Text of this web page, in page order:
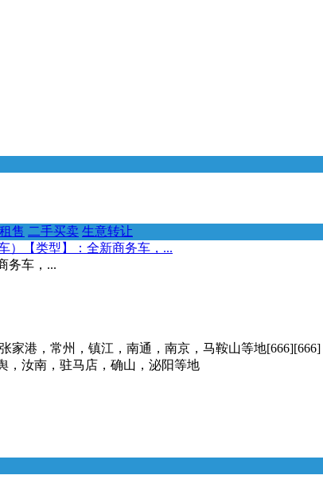
售 二手买卖 生意转让
）【类型】：全新商务车，...
务车，...
家港，常州，镇江，南通，南京，马鞍山等地[666][666]
，汝南，驻马店，确山，泌阳等地